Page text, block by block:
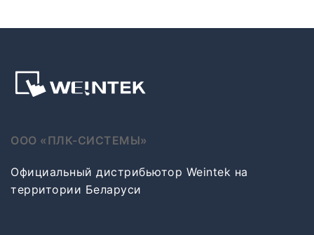
ООО «ПЛК-СИСТЕМЫ»
Официальный дистрибьютор Weintek на
территории Беларуси